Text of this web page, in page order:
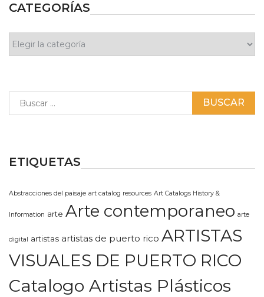
CATEGORÍAS
ETIQUETAS
Abstracciones del paisaje art catalog resources Art Catalogs History &
Information arte Arte contemporaneo arte
digital artistas artistas de puerto rico ARTISTAS
VISUALES DE PUERTO RICO
Catalogo Artistas Plásticos